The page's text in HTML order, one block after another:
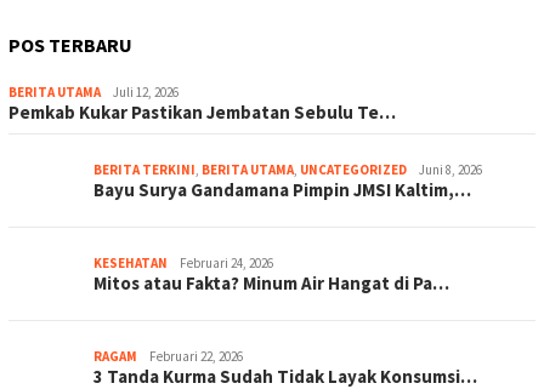
POS TERBARU
BERITA UTAMA Juli 12, 2026
Pemkab Kukar Pastikan Jembatan Sebulu Te…
BERITA TERKINI, BERITA UTAMA, UNCATEGORIZED Juni 8, 2026
Bayu Surya Gandamana Pimpin JMSI Kaltim,…
KESEHATAN Februari 24, 2026
Mitos atau Fakta? Minum Air Hangat di Pa…
RAGAM Februari 22, 2026
3 Tanda Kurma Sudah Tidak Layak Konsumsi…